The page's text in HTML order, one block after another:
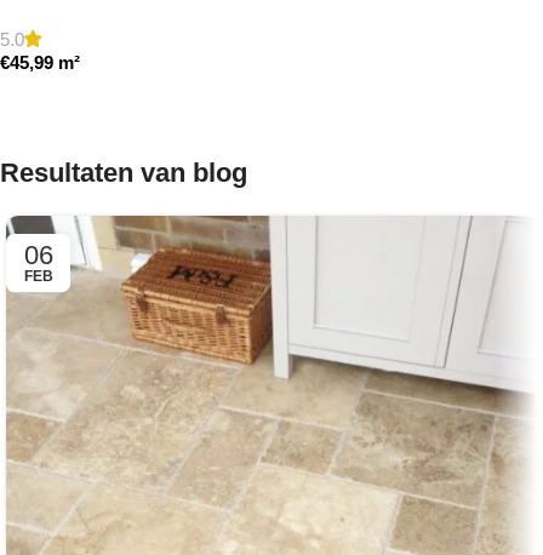
5.0
€45,99 m²
Resultaten van blog
06
FEB